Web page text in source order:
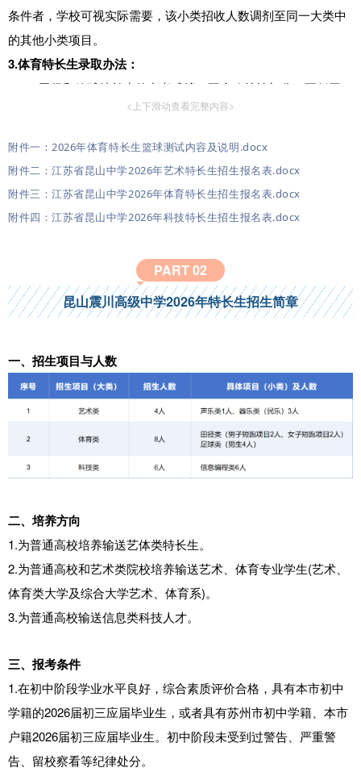
条件者，学校可视实际需要，该小类招收人数调剂至同一大类中
的其他小类项目。
3.体育特长生录取办法：
（1）田径和篮球特长生的中考成绩（不含政策性加分）不低于
2026年昆山市普通高中最低控制分数线，专业成绩必须达合格线
因受名额限制不能同时录取时，则比较中考成绩（不含政策性加
（3）如某类项目未招满，其他类项目确有优秀且符合上述条件
者，学校可视实际需要，将该类招收人数调剂至其他类项目。
4.科技特长生录取办法：
2800名，测试成绩必须达50分及以上。
（2）中考成绩（不含政策性加分）达线考生根据招收项目和人数
按专业测试成绩总分由高到低录取。如专业测试成绩总分相同，
<上下滑动查看完整内容>
附件一：2026年体育特长生篮球测试内容及说明.docx
附件二：江苏省昆山中学2026年艺术特长生招生报名表.docx
附件三：江苏省昆山中学2026年体育特长生招生报名表.docx
附件四：江苏省昆山中学2026年科技特长生招生报名表.docx
PART 02
昆山震川高级中学2026年特长生招生简章
一、 招生项目与人数
二、培养方向
1.为普通高校培养输送艺体类特长生。
2.为普通高校和艺术类院校培养输送艺术、体育专业学生(艺术、
体育类大学及综合大学艺术、体育系)。
3.为普通高校输送信息类科技人才。
三、 报考条件
1.在初中阶段学业水平良好，综合素质评价合格，具有本市初中
学籍的2026届初三应届毕业生，或者具有苏州市初中学籍、本市
户籍2026届初三应届毕业生。初中阶段未受到过警告、严重警
告、留校察看等纪律处分。